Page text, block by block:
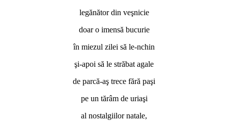
legănător din veşnicie
doar o imensă bucurie
în miezul zilei să le-nchin
şi-apoi să le străbat agale
de parcă-aş trece fără paşi
pe un tărâm de uriaşi
al nostalgiilor natale,